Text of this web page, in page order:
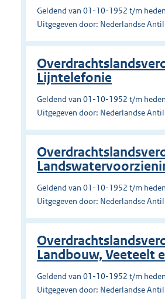
Geldend van 01-10-1952 t/m heden
Uitgegeven door: Nederlandse
Lijntelefonie
Geldend van 01-10-1952 t/m heden
Uitgegeven door: Nederlandse
Geldend van 01-10-1952 t/m heden
Uitgegeven door: Nederlandse
Landbouw, Veeteelt
Geldend van 01-10-1952 t/m heden
Uitgegeven door: Nederlandse